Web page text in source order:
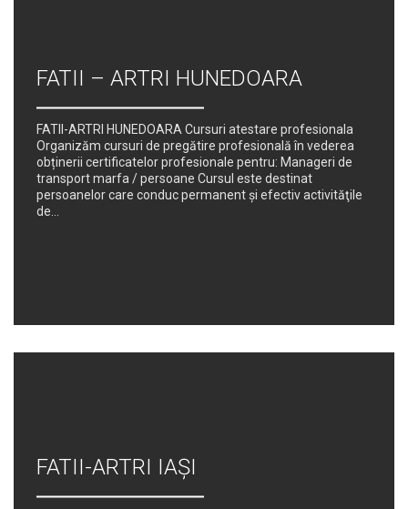
FATII – ARTRI HUNEDOARA
FATII-ARTRI HUNEDOARA Cursuri atestare profesionala
Organizăm cursuri de pregătire profesională în vederea
obținerii certificatelor profesionale pentru: Manageri de
transport marfa / persoane Cursul este destinat
persoanelor care conduc permanent şi efectiv activităţile
de...
FATII-ARTRI IAȘI